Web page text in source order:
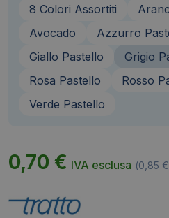
8 Colori Assortiti
Avocado
Azzurro
Giallo Pastello
Grigio
Rosa Pastello
Rosso
Verde Pastello
0,70 € IVA esclusa (0,85 €